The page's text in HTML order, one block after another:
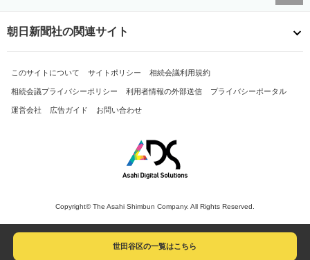
世田谷区の一覧はこちら
朝日新聞社の関連サイト
このサイトについて サイトポリシー 相続会議利用規約
相続会議プライバシーポリシー 利用者情報の外部送信 プライバシーポータル
運営会社 広告ガイド お問い合わせ
Copyright© The Asahi Shimbun Company. All Rights Reserved.